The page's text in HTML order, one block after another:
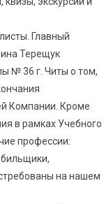
Главный
Терещук
№ 36 г. Читы о том,
Компании. Кроме
в рамках Учебного
профессии:
на нашем